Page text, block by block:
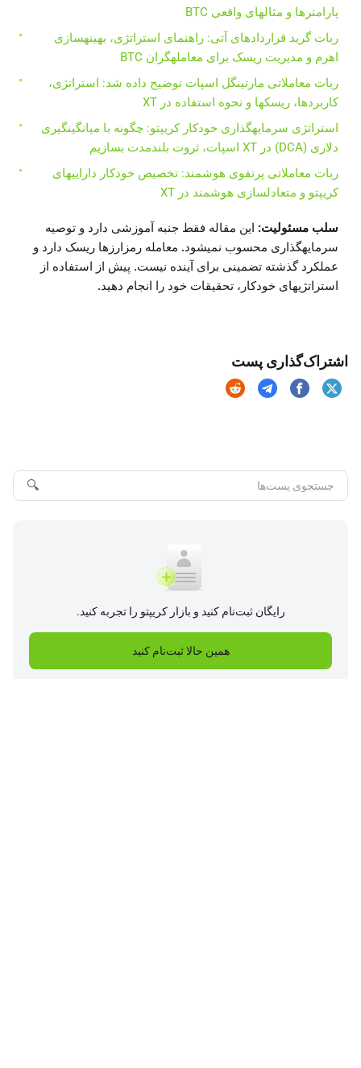
پارامترها و مثالهای واقعی BTC
ربات گرید قراردادهای آتی: راهنمای استراتژی، بهینهسازی
اهرم و مدیریت ریسک برای معاملهگران BTC
ربات معاملاتی مارتینگل اسپات توضیح داده شد: استراتژی،
کاربردها، ریسکها و نحوه استفاده در XT
استراتژی سرمایهگذاری خودکار کریپتو: چگونه با میانگینگیری
دلاری (DCA) در XT اسپات، ثروت بلندمدت بسازیم
ربات معاملاتی پرتفوی هوشمند: تخصیص خودکار داراییهای
کریپتو و متعادلسازی هوشمند در XT
سلب مسئولیت: این مقاله فقط جنبه آموزشی دارد و توصیه
سرمایهگذاری محسوب نمیشود. معامله رمزارزها ریسک دارد و
عملکرد گذشته تضمینی برای آینده نیست. پیش از استفاده از
استراتژیهای خودکار، تحقیقات خود را انجام دهید.
اشتراک‌گذاری پست
🔍
رایگان ثبت‌نام کنید و بازار کریپتو را تجربه کنید.
همین حالا ثبت‌نام کنید